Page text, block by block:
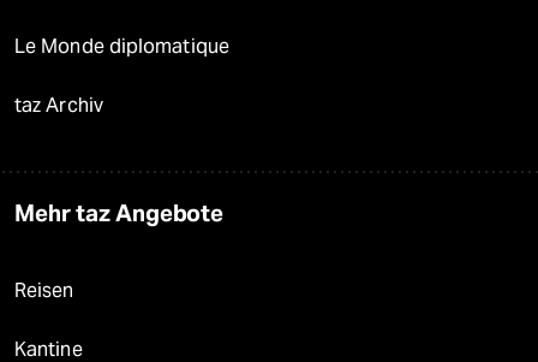
Le Monde diplomatique
taz Archiv
Mehr taz Angebote
Reisen
Kantine